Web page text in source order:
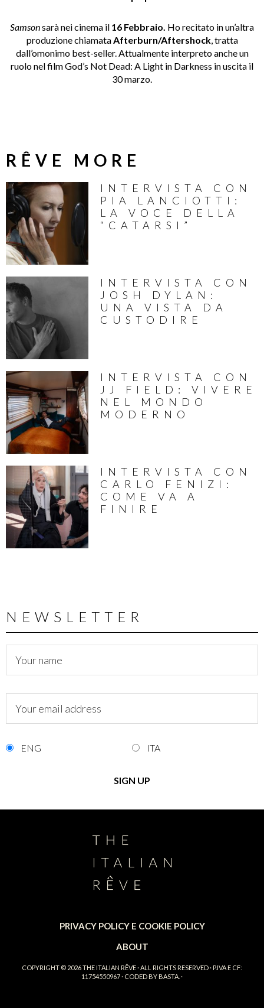
Samsonsarà nei cinema il 16 Febbraio. Ho recitato in un’altra
produzione chiamataAfterburn/Aftershock, tratta
dall’omonimo best-seller. Attualmente interpreto anche un
ruolo nel film God’s Not Dead: A Light in Darkness in uscita il
30 marzo.
RÊVE MORE
INTERVISTA CON
PIA LANCIOTTI:
LA VOCE DELLA
“CATARSI”
INTERVISTA CON
JOSH DYLAN:
UNA VISTA DA
CUSTODIRE
INTERVISTA CON
JJ FIELD: VIVERE
NEL MONDO
MODERNO
INTERVISTA CON
CARLO FENIZI:
COME VA A
FINIRE
NEWSLETTER
ENG ITA
PRIVACY POLICY E COOKIE POLICY
ABOUT
COPYRIGHT © 2026THE ITALIAN RÊVE· ALL RIGHTS RESERVED · P.IVA E CF:
11754550967 · CODED BY BASTA. ·